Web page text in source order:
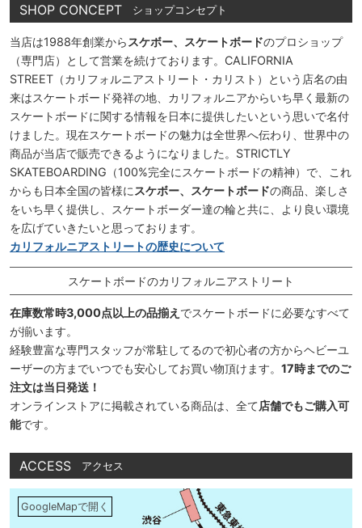
SHOP CONCEPT ショップコンセプト
当店は1988年創業から スケボー、スケートボードのプロショップ
（専門店）として営業を続けております。CALIFORNIA
STREET（カリフォルニアストリート・カリスト）という店名の由
来はスケートボード発祥の地、カリフォルニアからいち早く最新の
スケートボードに関する情報を日本に提供したいという思いで名付
けました。現在スケートボードの魅力は全世界へ伝わり、世界中の
商品が当店で販売できるようになりました。STRICTLY
SKATEBOARDING（100%完全にスケートボードの精神）で、これ
からも日本全国の皆様に スケボー、スケートボードの商品、楽しさ
をいち早く提供し、スケートボーダー達の輪と共に、より良い環境
を広げていきたいと思っております。
カリフォルニアストリートの歴史について
スケートボードのカリフォルニアストリート
在庫数常時3,000点以上の品揃え でスケートボードに必要なすべて
が揃います。
経験豊富な専門スタッフが常駐してるので初心者の方からヘビーユ
ーザーの方までいつでも安心してお買い物頂けます。 17時までのご
注文は当日発送！
オンラインストアに掲載されている商品は、全て店舗でもご購入可
能です。
ACCESS アクセス
GoogleMapで開く